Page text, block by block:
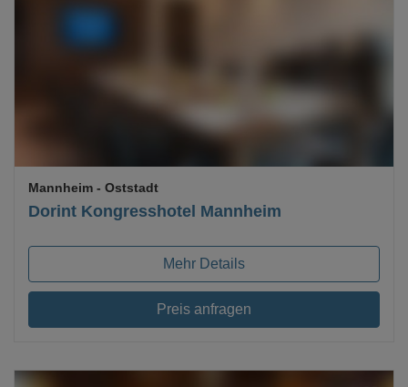
Dorint Kongresshotel Mannheim
Mannheim - Oststadt
Mehr Details
Preis anfragen